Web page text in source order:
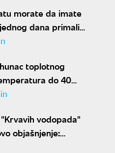
morate da imate
dana primali
100.000 dinara?
toplotnog
do 40
vikend konačno stiže
vodopada"
objašnjenje:
ekosistem na